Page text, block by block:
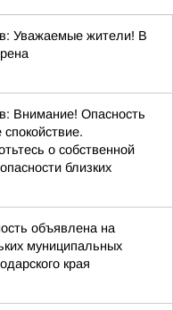
Уважаемые жители! В
Внимание! Опасность
о собственной
близких
объявлена на
муниципальных
края